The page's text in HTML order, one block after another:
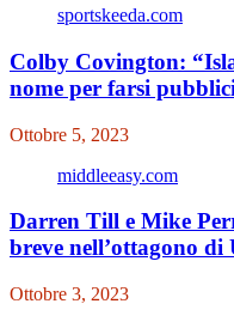
sportskeeda.com
Colby Covington:
nome per farsi
Ottobre 5, 2023
middleeasy.com
Darren Till e Mike
breve nell’ottagono di
Ottobre 3, 2023